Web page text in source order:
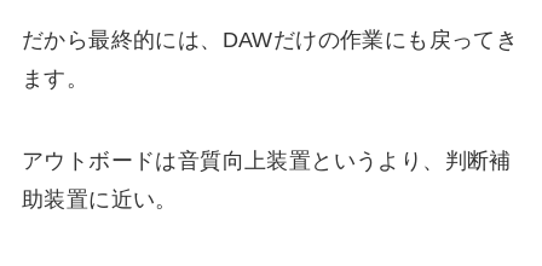
だから最終的には、DAWだけの作業にも戻ってき
ます。
アウトボードは音質向上装置というより、判断補
助装置に近い。